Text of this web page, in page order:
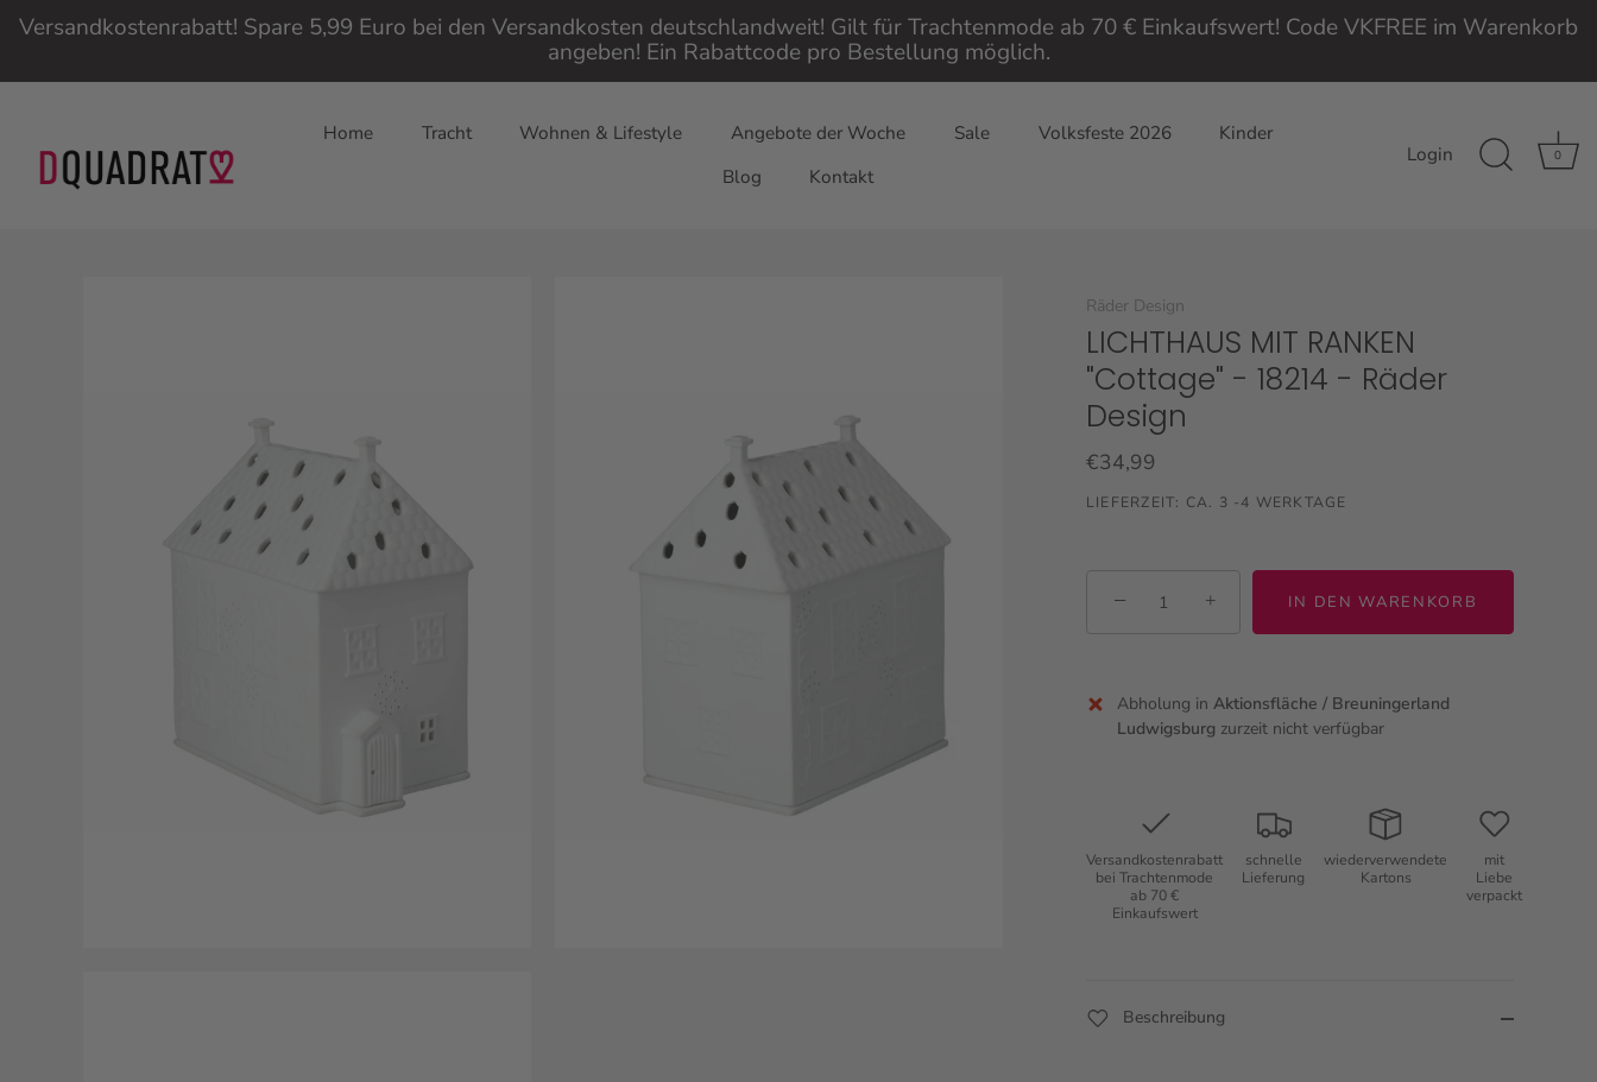
Versandkostenrabatt! Spare 5,99 Euro bei den Versandkosten deutschlandweit! Gilt für Trachtenmode ab 70 € Einkaufswert! Code VKFREE im Warenkorb
angeben! Ein Rabattcode pro Bestellung möglich.
Home Tracht Wohnen & Lifestyle Angebote der Woche Sale Volksfeste 2026
Kinder
Blog
Kontakt
Login 0
Räder Design
LICHTHAUS MIT RANKEN
"Cottage" - 18214 - Räder
Design
€34,99
LIEFERZEIT: CA. 3 -4 WERKTAGE
− + IN DEN WARENKORB
Abholung in Aktionsfläche / Breuningerland
Ludwigsburg zurzeit nicht verfügbar
Versandkostenrabatt
bei Trachtenmode
ab 70 €
Einkaufswert
schnelle
Lieferung
wiederverwendete
Kartons
mit
Liebe
verpackt
Beschreibung